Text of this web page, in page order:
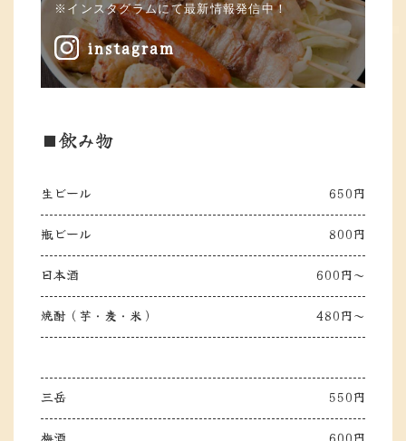
※インスタグラムにて最新情報発信中！
instagram
■飲み物
生ビール 650円
瓶ビール 800円
日本酒 600円～
焼酎（芋・麦・米） 480円～
三岳 550円